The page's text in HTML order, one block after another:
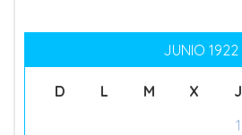
JUNIO 1922
D L M X J
1